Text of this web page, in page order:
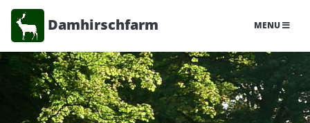
Damhirschfarm MENU